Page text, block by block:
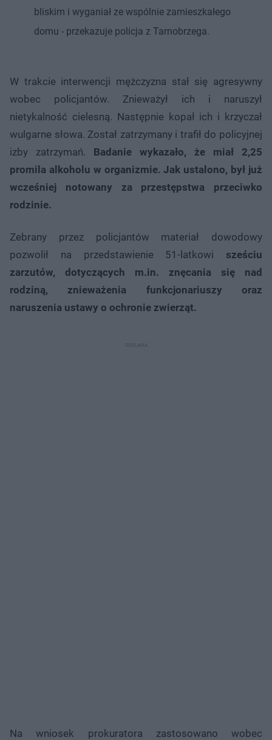
bliskim i wyganiał ze wspólnie zamieszkałego
domu - przekazuje policja z Tarnobrzega.
W trakcie interwencji mężczyzna stał się agresywny
wobec policjantów. Znieważył ich i naruszył
nietykalność cielesną. Następnie kopał ich i krzyczał
wulgarne słowa. Został zatrzymany i trafił do policyjnej
izby zatrzymań. Badanie wykazało, że miał 2,25
promila alkoholu w organizmie. Jak ustalono, był już
wcześniej notowany za przestępstwa przeciwko
rodzinie.
Zebrany przez policjantów materiał dowodowy
pozwolił na przedstawienie 51-latkowi sześciu
zarzutów, dotyczących m.in. znęcania się nad
rodziną, znieważenia funkcjonariuszy oraz
naruszenia ustawy o ochronie zwierząt.
Na wniosek prokuratora zastosowano wobec